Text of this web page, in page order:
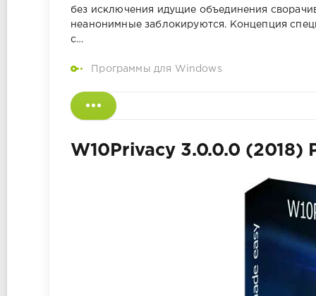
без исключения идущие объединения
неанонимные заблокируются. Концепция
с…
Программы для Windows
W10Privacy 3.0.0.0 (2018)